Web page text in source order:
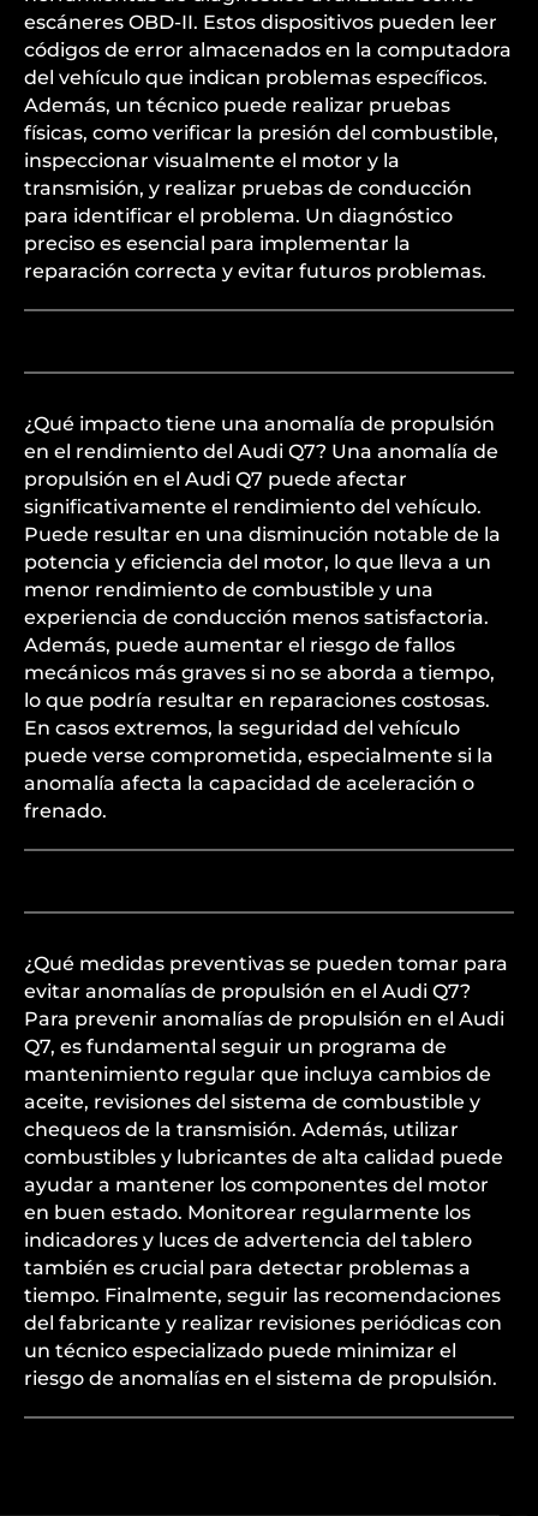
escáneres OBD-II. Estos dispositivos pueden leer
códigos de error almacenados en la computadora
del vehículo que indican problemas específicos.
Además, un técnico puede realizar pruebas
físicas, como verificar la presión del combustible,
inspeccionar visualmente el motor y la
transmisión, y realizar pruebas de conducción
para identificar el problema. Un diagnóstico
preciso es esencial para implementar la
reparación correcta y evitar futuros problemas.
¿Qué impacto tiene una anomalía de propulsión
en el rendimiento del Audi Q7? Una anomalía de
propulsión en el Audi Q7 puede afectar
significativamente el rendimiento del vehículo.
Puede resultar en una disminución notable de la
potencia y eficiencia del motor, lo que lleva a un
menor rendimiento de combustible y una
experiencia de conducción menos satisfactoria.
Además, puede aumentar el riesgo de fallos
mecánicos más graves si no se aborda a tiempo,
lo que podría resultar en reparaciones costosas.
En casos extremos, la seguridad del vehículo
puede verse comprometida, especialmente si la
anomalía afecta la capacidad de aceleración o
frenado.
¿Qué medidas preventivas se pueden tomar para
evitar anomalías de propulsión en el Audi Q7?
Para prevenir anomalías de propulsión en el Audi
Q7, es fundamental seguir un programa de
mantenimiento regular que incluya cambios de
aceite, revisiones del sistema de combustible y
chequeos de la transmisión. Además, utilizar
combustibles y lubricantes de alta calidad puede
ayudar a mantener los componentes del motor
en buen estado. Monitorear regularmente los
indicadores y luces de advertencia del tablero
también es crucial para detectar problemas a
tiempo. Finalmente, seguir las recomendaciones
del fabricante y realizar revisiones periódicas con
un técnico especializado puede minimizar el
riesgo de anomalías en el sistema de propulsión.